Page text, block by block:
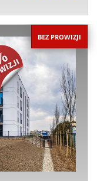
BEZ PROWIZJI